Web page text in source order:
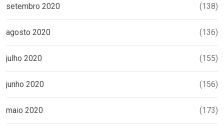
setembro 2020 (138)
agosto 2020 (136)
julho 2020 (155)
junho 2020 (156)
maio 2020 (173)